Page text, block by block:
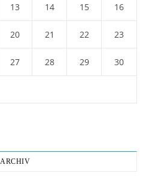
13 14 15 16
20 21 22 23
27 28 29 30
ARCHIV